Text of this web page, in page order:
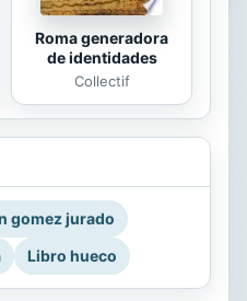
Roma generadora
de identidades
Collectif
gomez jurado
Libro hueco